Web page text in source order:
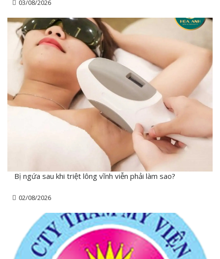
03/08/2026
Bị ngứa sau khi triệt lông vĩnh viễn phải làm sao?
02/08/2026